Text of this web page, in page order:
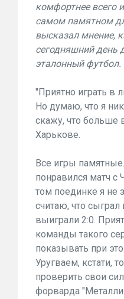
комфортнее всего
самом памятном
высказал мнение,
сегодняшний день
эталонный футбол.
"Приятно играть в
Но думаю, что я
скажу, что больше
Харькове.
Все игры
понравился матч
том поединке я не
считаю, что
выиграли 2:0.
команды такого
показывать при
Уругваем, кстати,
проверить свои
форварда